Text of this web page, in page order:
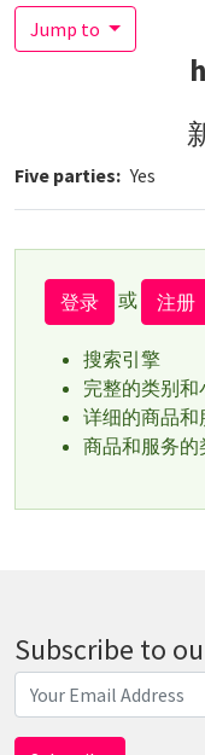
Jump to
Five parties Yes
登录 或 注册
搜索引擎
完整的类别和
详细的商品和
商品和服务的
Subscribe to